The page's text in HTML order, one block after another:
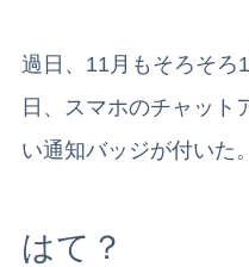
過日、11月もそろそろ
日、スマホのチャット
い通知バッジが付いた。
はて？